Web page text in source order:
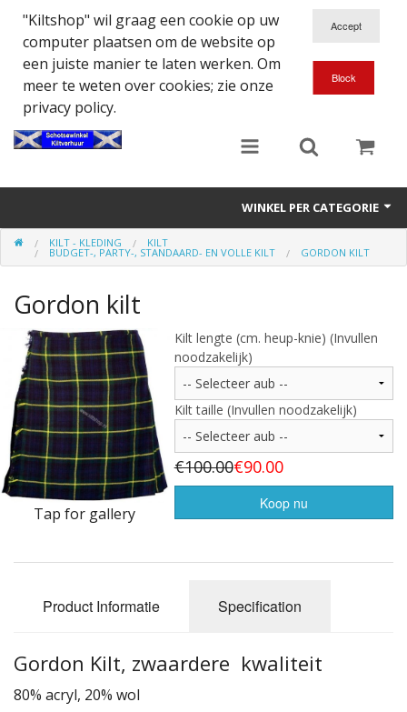
"Kiltshop" wil graag een cookie op uw
computer plaatsen om de website op
een juiste manier te laten werken. Om
meer te weten over cookies; zie onze
privacy policy.
WINKEL PER CATEGORIE
Accessoires
Eten en Drinken
Kilt - Kleding
Highland Titles
Verhuur
AFGEPRIJST - UITVERKOOP
KILT - KLEDING KILT
BUDGET-, PARTY-, STANDAARD- EN VOLLE KILT GORDON KILT
Gordon kilt
Tap for gallery
Kilt lengte (cm. heup-knie) (Invullen
noodzakelijk)
Kilt taille (Invullen noodzakelijk)
€100.00€90.00
Koop nu
Product Informatie Specification
Gordon Kilt, zwaardere kwaliteit
80% acryl, 20% wol